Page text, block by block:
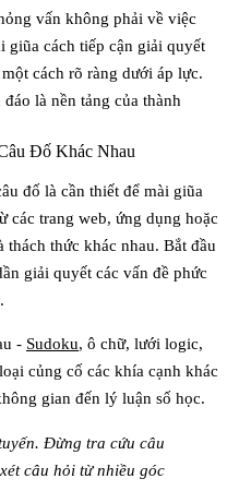
vấn không phải về việc
giũa cách tiếp cận giải quyết
cách rõ ràng dưới áp lực.
là nền tảng của thành
Đố Khác Nhau
đố là cần thiết để mài giũa
các trang web, ứng dụng hoặc
thức khác nhau. Bắt đầu
giải quyết các vấn đề phức
- Sudoku, ô chữ, lưới logic,
củng cố các khía cạnh khác
gian đến lý luận số học.
Đừng tra cứu câu
câu hỏi từ nhiều góc